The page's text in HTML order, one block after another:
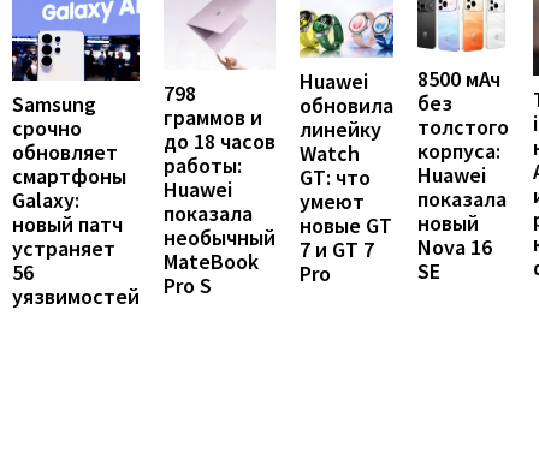
Samsung
срочно
обновляет
смартфоны
Galaxy:
новый патч
устраняет
56
уязвимостей
798
граммов и
до 18 часов
работы:
Huawei
показала
необычный
MateBook
Pro S
Huawei
обновила
линейку
Watch
GT: что
умеют
новые GT
7 и GT 7
Pro
8500 мАч
без
толстого
корпуса:
Huawei
показала
новый
Nova 16
SE